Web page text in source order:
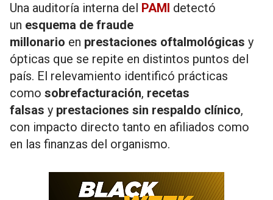
Una auditoría interna del PAMI detectó
un esquema de fraude
millonario en prestaciones oftalmológicas y
ópticas que se repite en distintos puntos del
país. El relevamiento identificó prácticas
como sobrefacturación, recetas
falsas y prestaciones sin respaldo clínico,
con impacto directo tanto en afiliados como
en las finanzas del organismo.